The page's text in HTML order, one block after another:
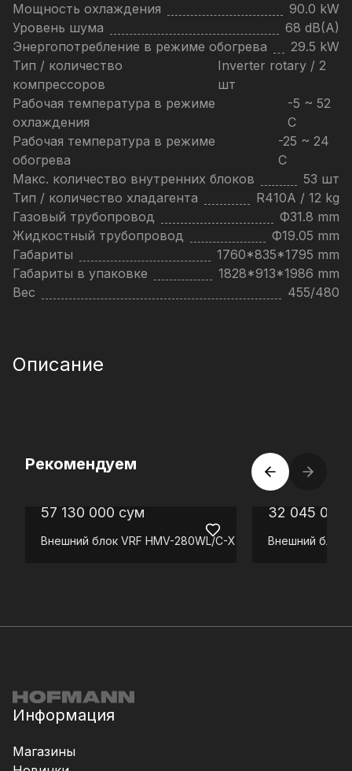
Мощность охлаждения
90.0 kW
Уровень шума
68 dB(A)
Энергопотребление в режиме обогрева
29.5 kW
Тип / количество
компрессоров
Inverter rotary / 2
шт
Рабочая температура в режиме
охлаждения
-5 ~ 52
C
Рабочая температура в режиме
обогрева
-25 ~ 24
C
Макс. количество внутренних блоков
53 шт
Тип / количество хладагента
R410A / 12 kg
Газовый трубопровод
Ф31.8 mm
Жидкостный трубопровод
Ф19.05 mm
Габариты
1760*835*1795 mm
Габариты в упаковке
1828*913*1986 mm
Вес
455/480
Описание
Рекомендуем
57 130 000 сум
Внешний блок VRF HMV-280WL/C-X
32 045 000
Внешний блок
Информация
Магазины